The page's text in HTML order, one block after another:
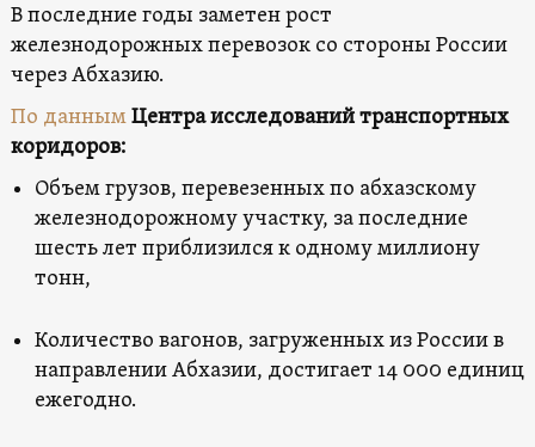
В последние годы заметен рост
железнодорожных перевозок со стороны России
через Абхазию.
По даннымЦентра исследований транспортных
коридоров:
Объем грузов, перевезенных по абхазскому
железнодорожному участку, за последние
шесть лет приблизился к одному миллиону
тонн,
Количество вагонов, загруженных из России в
направлении Абхазии, достигает 14 000 единиц
ежегодно.